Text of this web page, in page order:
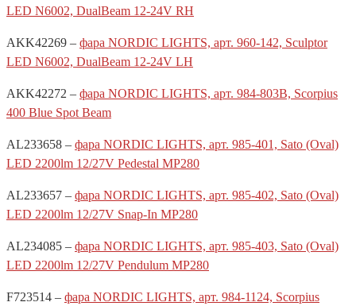
LED N6002, DualBeam 12-24V RH
AKK42269 – фара NORDIC LIGHTS, арт. 960-142, Sculptor
LED N6002, DualBeam 12-24V LH
AKK42272 – фара NORDIC LIGHTS, арт. 984-803B, Scorpius
400 Blue Spot Beam
AL233658 – фара NORDIC LIGHTS, арт. 985-401, Sato (Oval)
LED 2200lm 12/27V Pedestal MP280
AL233657 – фара NORDIC LIGHTS, арт. 985-402, Sato (Oval)
LED 2200lm 12/27V Snap-In MP280
AL234085 – фара NORDIC LIGHTS, арт. 985-403, Sato (Oval)
LED 2200lm 12/27V Pendulum MP280
F723514 – фара NORDIC LIGHTS, арт. 984-1124, Scorpius